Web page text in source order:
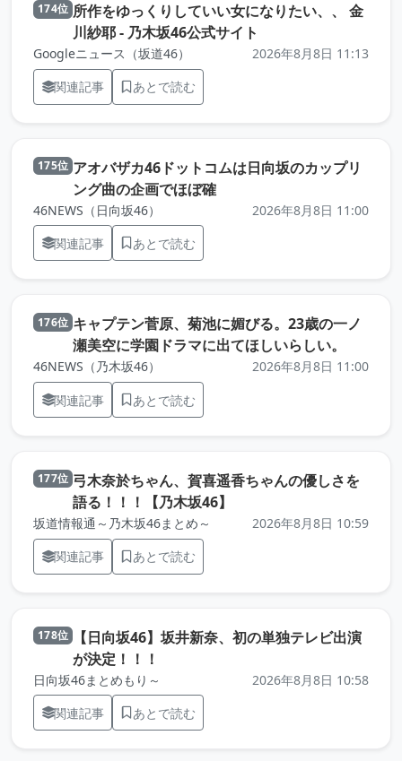
174位 所作をゆっくりしていい女になりたい、、 金
川紗耶 - 乃木坂46公式サイト
Googleニュース（坂道46）
2026年8月8日 11:13
関連記事
あとで読む
175位 アオバザカ46ドットコムは日向坂のカップリ
ング曲の企画でほぼ確（元記事を新しいタブで開
46NEWS（日向坂46）
2026年8月8日 11:00
関連記事
あとで読む
176位 キャプテン菅原、菊池に媚びる。23歳の一ノ
瀬美空に学園ドラマに出てほしいらしい。
46NEWS（乃木坂46）
2026年8月8日 11:00
関連記事
あとで読む
177位 弓木奈於ちゃん、賀喜遥香ちゃんの優しさを
語る！！！【乃木坂46】
坂道情報通～乃木坂46まとめ～
2026年8月8日 10:59
関連記事
あとで読む
178位
【日向坂46】坂井新奈、初の単独テレビ出演
が決定！！！
日向坂46まとめもり～
2026年8月8日 10:58
関連記事
あとで読む